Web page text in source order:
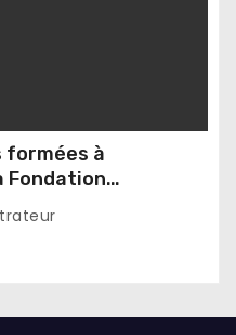
formées à
Fondation